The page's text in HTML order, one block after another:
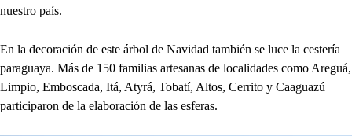
nuestro país.
En la decoración de este árbol de Navidad también se luce la cestería
paraguaya. Más de 150 familias artesanas de localidades como Areguá,
Limpio, Emboscada, Itá, Atyrá, Tobatí, Altos, Cerrito y Caaguazú
participaron de la elaboración de las esferas.